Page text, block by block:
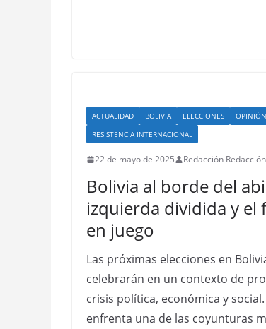
ACTUALIDAD BOLIVIA ELECCIONES
OPINIÓN
RESISTENCIA INTERNACIONAL
22 de mayo de 2025 Redacción Redacción
Bolivia al borde del
izquierda dividida y el
en juego
Las próximas elecciones en
celebrarán en un contexto de
crisis política, económica y social.
enfrenta una de las coyunturas